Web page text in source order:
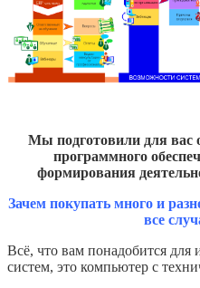
Мы подготовили для вас
программного
формирования
Зачем покупать много и
все
Всё, что вам понадобится для
систем, это компьютер с